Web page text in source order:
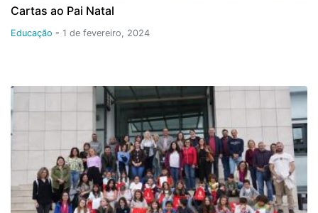
Cartas ao Pai Natal
Educação - 1 de fevereiro, 2024